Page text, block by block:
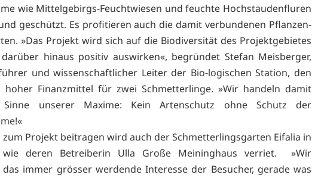
wie Mittelgebirgs-Feuchtwiesen und feuchte Hochstaudenfluren
geschützt. Es profitieren auch die damit verbundenen Pflanzen-
»Das Projekt wird sich auf die Biodiversität des Projektgebietes
hinaus positiv auswirken«, begründet Stefan Meisberger,
und wissenschaftlicher Leiter der Bio-logischen Station, den
hoher Finanzmittel für zwei Schmetterlinge. »Wir handeln damit
unserer Maxime: Kein Artenschutz ohne Schutz der
zum Projekt beitragen wird auch der Schmetterlingsgarten Eifalia in
wie deren Betreiberin Ulla Große Meininghaus verriet. »Wir
immer grösser werdende Interesse der Besucher, gerade was